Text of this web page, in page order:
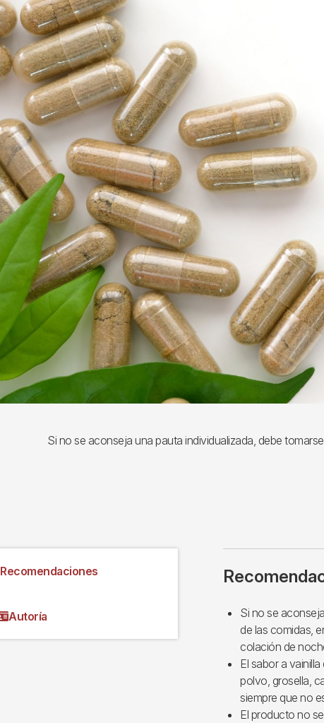
Si no se aconseja una pauta individualizada, debe
Recomendaciones
Autoría
Si no se
de las comidas,
colación de
El sabor a
polvo, grosella,
siempre que no
El producto no